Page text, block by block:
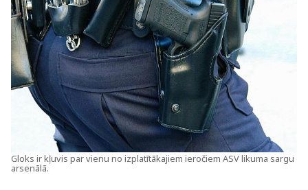
Gloks ir kļuvis par vienu no izplatītākajiem ieročiem ASV likuma sargu
arsenālā.